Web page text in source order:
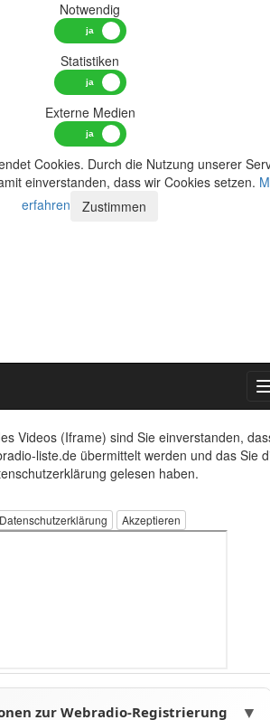
Notwendig
Statistiken
Externe Medien
Cookies. Durch die Nutzung unserer
einverstanden, dass wir Cookies setzen.
erfahren
Zustimmen
Videos (Iframe) sind Sie einverstanden,
liste.de übermittelt werden und das Sie
gelesen haben.
Datenschutzerklärung